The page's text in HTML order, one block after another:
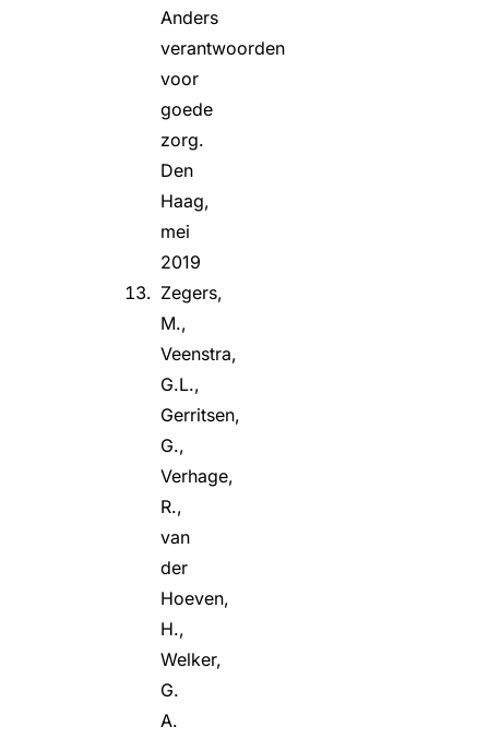
Anders
verantwoorden
voor
goede
zorg.
Den
Haag,
mei
2019
Zegers,
M.,
Veenstra,
G.L.,
Gerritsen,
G.,
Verhage,
R.,
van
der
Hoeven,
H.,
Welker,
G.
A.